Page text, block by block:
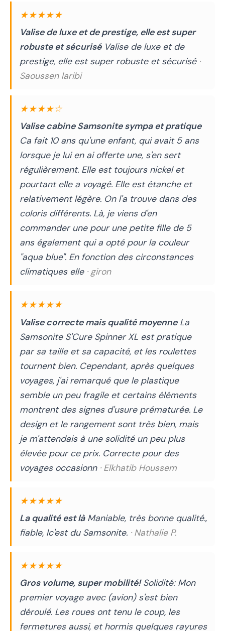
★★★★★
Valise de luxe et de prestige, elle est super
robuste et sécuriséValise de luxe et de
prestige, elle est super robuste et sécurisé ·
Saoussen laribi
★★★★☆
Valise cabine Samsonite sympa et pratique
Ca fait 10 ans qu'une enfant, qui avait 5 ans
lorsque je lui en ai offerte une, s'en sert
régulièrement. Elle est toujours nickel et
pourtant elle a voyagé. Elle est étanche et
relativement légère. On l'a trouve dans des
coloris différents. Là, je viens d'en
commander une pour une petite fille de 5
ans également qui a opté pour la couleur
"aqua blue". En fonction des circonstances
climatiques elle · giron
★★★★★
Valise correcte mais qualité moyenneLa
Samsonite S'Cure Spinner XL est pratique
par sa taille et sa capacité, et les roulettes
tournent bien. Cependant, après quelques
voyages, j'ai remarqué que le plastique
semble un peu fragile et certains éléments
montrent des signes d'usure prématurée. Le
design et le rangement sont très bien, mais
je m'attendais à une solidité un peu plus
élevée pour ce prix. Correcte pour des
voyages occasionn · Elkhatib Houssem
★★★★★
La qualité est làManiable, très bonne qualité.,
fiable, lc'est du Samsonite. · Nathalie P.
★★★★★
Gros volume, super mobilité!Solidité: Mon
premier voyage avec (avion) s'est bien
déroulé. Les roues ont tenu le coup, les
fermetures aussi, et hormis quelques rayures